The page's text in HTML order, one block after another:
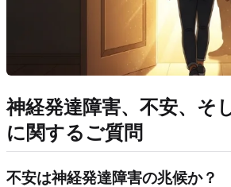
神経発達障害、不安、そ
に関するご質問
不安は神経発達障害の兆候か？